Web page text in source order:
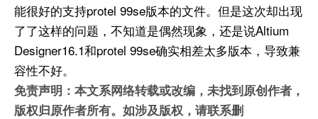
能很好的支持protel 99se版本的文件。但是这次却出现
了了这样的问题，不知道是偶然现象，还是说Altium
Designer16.1和protel 99se确实相差太多版本，导致兼
容性不好。
免责声明：本文系网络转载或改编，未找到原创作者，
版权归原作者所有。如涉及版权，请联系删